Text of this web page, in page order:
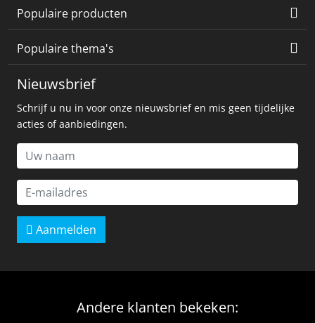
Populaire producten
Populaire thema's
Nieuwsbrief
Schrijf u nu in voor onze nieuwsbrief en mis geen tijdelijke
acties of aanbiedingen.
Aanmelden
Andere klanten bekeken: